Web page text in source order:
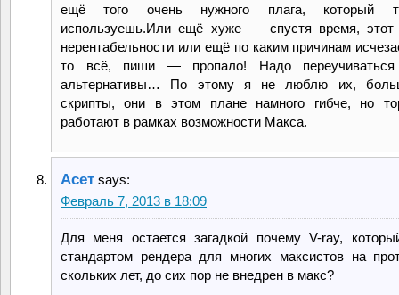
ещё того очень нужного плага, который
используешь.Или ещё хуже — спустя время, этот
нерентабельности или ещё по каким причинам
то всё, пиши — пропало! Надо
альтернативы… По этому я не люблю их,
скрипты, они в этом плане намного гибче, но
работают в рамках возможности Макса.
Асет says:
Февраль 7, 2013 в 18:09
Для меня остается загадкой почему V-ray,
стандартом рендера для многих максистов на
скольких лет, до сих пор не внедрен в макс?